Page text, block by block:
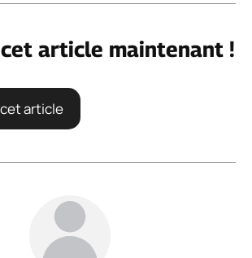
article maintenant !
article